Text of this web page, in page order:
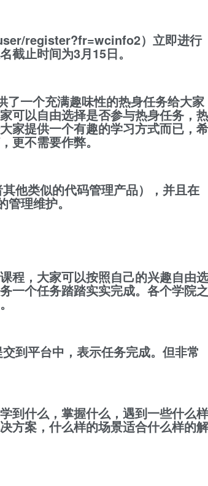
register?fr=wcinfo2）立即进行
截止时间为3月15日。
了一个充满趣味性的热身任务给大家
可以自由选择是否参与热身任务，热
家提供一个有趣的学习方式而已，希
更不需要作弊。
他类似的代码管理产品），并且在
理维护。
程，大家可以按照自己的兴趣自由选
一个任务踏踏实实完成。各个学院之
到平台中，表示任务完成。但非常
到什么，掌握什么，遇到一些什么样
方案，什么样的场景适合什么样的解